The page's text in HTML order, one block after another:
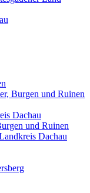
Burgen und Ruinen
Dachau
und Ruinen
Dachau